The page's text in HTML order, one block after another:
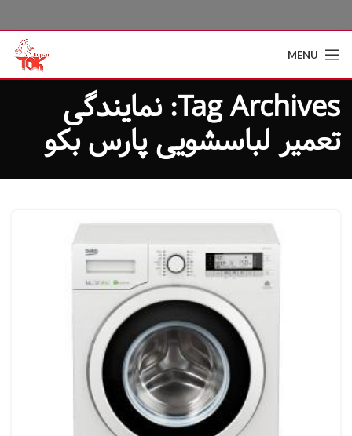
MENU
Tag Archives: نمایندگی
تعمیر لباسشویی پارس بکو